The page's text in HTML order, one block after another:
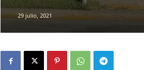
29 julio, 2021